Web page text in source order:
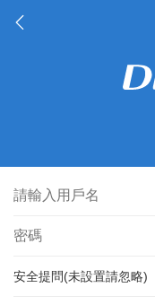
安全提問(未設置請忽略)